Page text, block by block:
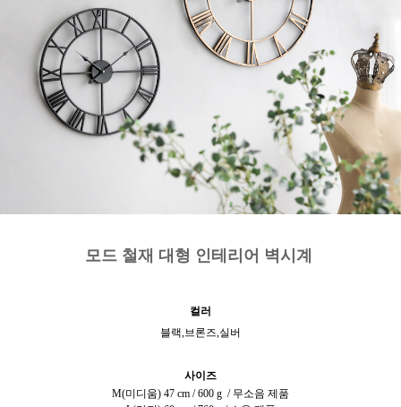
모드 철재 대형 인테리어 벽시계
컬러
블랙,브론즈,실버
사이즈
M(미디움) 47 cm / 600 g / 무소음 제품